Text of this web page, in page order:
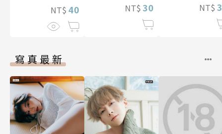
概念的世界裡，
少年成為萬有引
力之王～ 第18話
NT$ 40
支援聖騎士們～
NT$ 30
其心醉神迷～
NT$
寫真最新